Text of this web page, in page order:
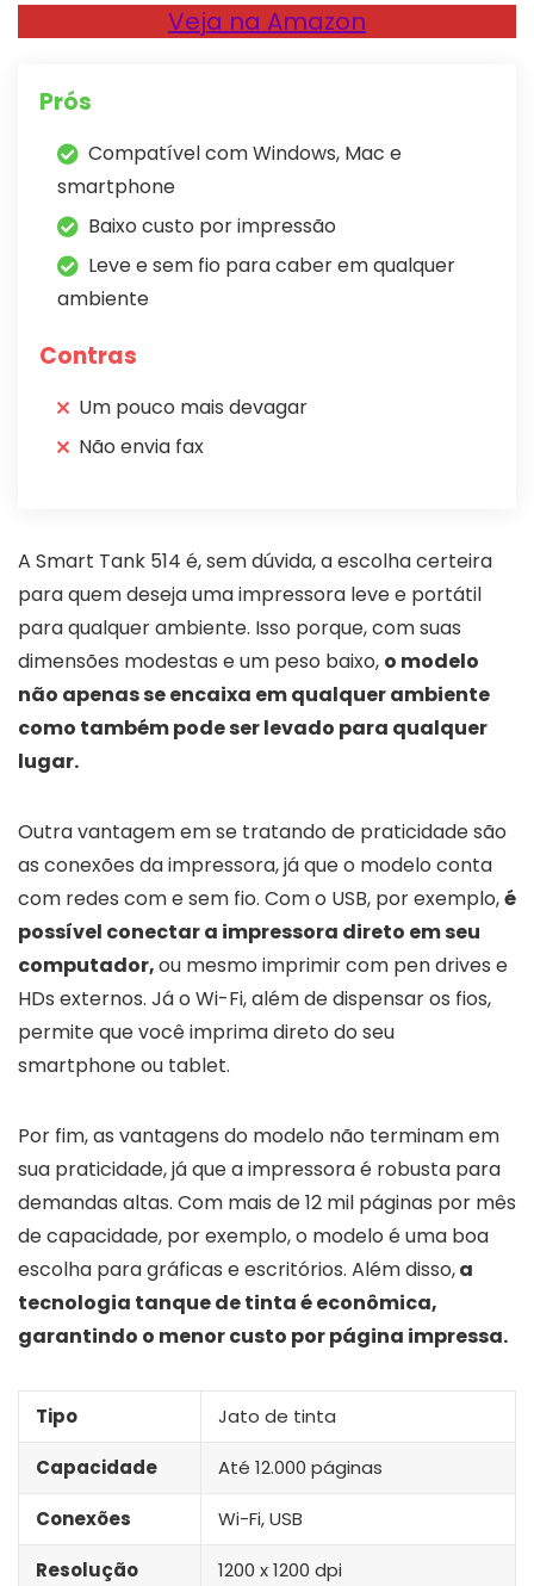
Veja na Amazon
Prós
Compatível com Windows, Mac e
smartphone
Baixo custo por impressão
Leve e sem fio para caber em qualquer
ambiente
Contras
Um pouco mais devagar
Não envia fax
A Smart Tank 514 é, sem dúvida, a escolha certeira
para quem deseja uma impressora leve e portátil
para qualquer ambiente. Isso porque, com suas
dimensões modestas e um peso baixo, o modelo
não apenas se encaixa em qualquer ambiente
como também pode ser levado para qualquer
lugar.
Outra vantagem em se tratando de praticidade são
as conexões da impressora, já que o modelo conta
com redes com e sem fio. Com o USB, por exemplo,é
possível conectar a impressora direto em seu
computador,ou mesmo imprimir com pen drives e
HDs externos. Já o Wi-Fi, além de dispensar os fios,
permite que você imprima direto do seu
smartphone ou tablet.
Por fim, as vantagens do modelo não terminam em
sua praticidade, já que a impressora é robusta para
demandas altas. Com mais de 12 mil páginas por mês
de capacidade, por exemplo, o modelo é uma boa
escolha para gráficas e escritórios. Além disso,a
tecnologia tanque de tinta é econômica,
garantindo o menor custo por página impressa.
Tipo Jato de tinta
Capacidade Até 12.000 páginas
Conexões Wi-Fi, USB
Resolução 1200 x 1200 dpi